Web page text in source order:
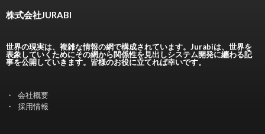
株式会社JURABI
世界の現実は、複雑な情報の網で構成されています。Jurabiは、世界を
表象していくためにその網から関係性を見出しシステム開発に纏わる記
事を公開していきます。皆様のお役に立てれば幸いです。
会社概要
採用情報